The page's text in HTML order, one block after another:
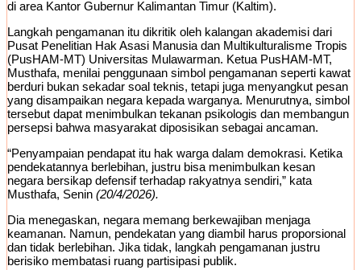
di area Kantor Gubernur Kalimantan Timur (Kaltim).
Langkah pengamanan itu dikritik oleh kalangan akademisi dari
Pusat Penelitian Hak Asasi Manusia dan Multikulturalisme Tropis
(PusHAM-MT) Universitas Mulawarman. Ketua PusHAM-MT,
Musthafa, menilai penggunaan simbol pengamanan seperti kawat
berduri bukan sekadar soal teknis, tetapi juga menyangkut pesan
yang disampaikan negara kepada warganya. Menurutnya, simbol
tersebut dapat menimbulkan tekanan psikologis dan membangun
persepsi bahwa masyarakat diposisikan sebagai ancaman.
“Penyampaian pendapat itu hak warga dalam demokrasi. Ketika
pendekatannya berlebihan, justru bisa menimbulkan kesan
negara bersikap defensif terhadap rakyatnya sendiri,” kata
Musthafa, Senin (20/4/2026).
Dia menegaskan, negara memang berkewajiban menjaga
keamanan. Namun, pendekatan yang diambil harus proporsional
dan tidak berlebihan. Jika tidak, langkah pengamanan justru
berisiko membatasi ruang partisipasi publik.